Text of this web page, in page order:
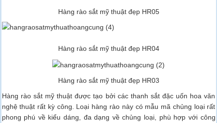
Hàng rào sắt mỹ thuật đẹp HR05
Hàng rào sắt mỹ thuật đẹp HR04
Hàng rào sắt mỹ thuật đẹp HR03
Hàng rào sắt mỹ thuật được tạo bởi các thanh sắt đặc uốn hoa văn
nghệ thuật rất kỳ công. Loại hàng rào này có mẫu mã chủng loại rất
phong phú về kiểu dáng, đa dạng về chủng loại, phù hợp với công